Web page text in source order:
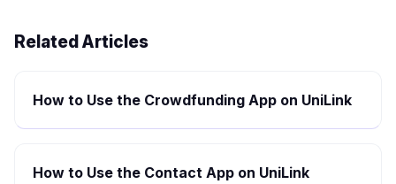
Related Articles
How to Use the Crowdfunding App on UniLink
How to Use the Contact App on UniLink